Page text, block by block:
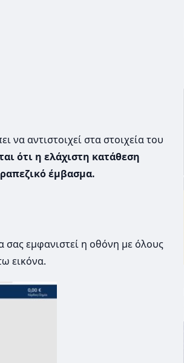
αντιστοιχεί στα στοιχεία του
ότι η ελάχιστη κατάθεση
έμβασμα.
σας εμφανιστεί η οθόνη με όλους
εικόνα.